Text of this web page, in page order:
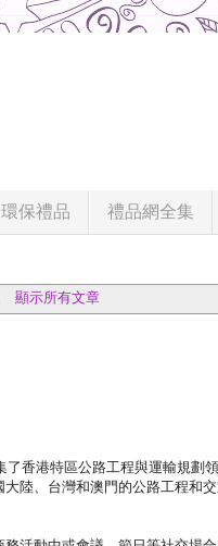
環保禮品 禮品網全集
顯示所有文章
香港特區公路工程與運輸規劃
陸、台灣和澳門的公路工程和